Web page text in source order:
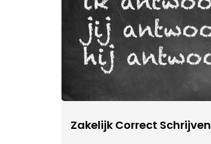
Zakelijk Correct Schrijven